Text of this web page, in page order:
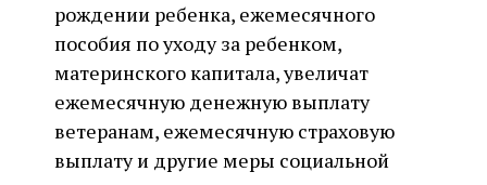
рождении ребенка, ежемесячного
пособия по уходу за ребенком,
материнского капитала, увеличат
ежемесячную денежную выплату
ветеранам, ежемесячную страховую
выплату и другие меры социальной